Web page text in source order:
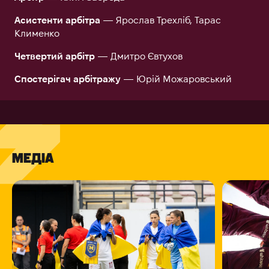
Асистенти арбітра — Ярослав Трехліб, Тарас
Клименко
Четвертий арбітр — Дмитро Євтухов
Спостерігач арбітражу — Юрій Можаровський
МЕДІА